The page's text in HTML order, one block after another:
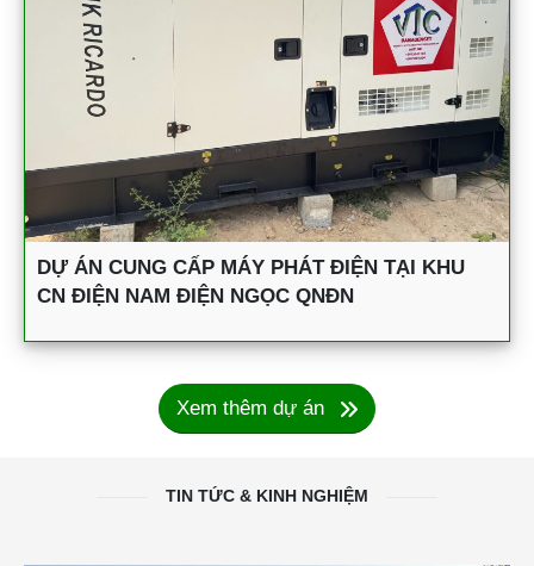
DỰ ÁN CUNG CẤP MÁY PHÁT ĐIỆN TẠI KHU
CN ĐIỆN NAM ĐIỆN NGỌC QNĐN
Xem thêm dự án
TIN TỨC & KINH NGHIỆM